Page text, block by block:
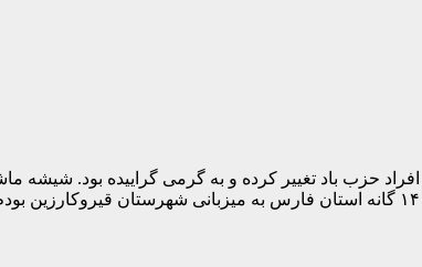
مانند افراد حزب باد تغییر کرده و به گرمی گراییده بود.
گونه هایم را نوازش کند چرا که کولر ماشین کار نمی کرد . در همین حین که مشغول فکرکردن به مسابقات قران ۱۴ گانه استان فارس